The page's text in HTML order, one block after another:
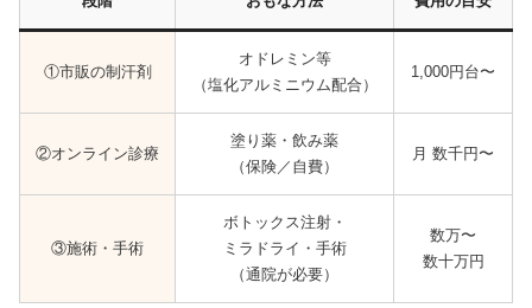
①市販の制汗剤
オドレミン等
（塩化アルミニウム配合）
1,000円台〜
②オンライン診療
塗り薬・飲み薬
（保険／自費）
月 数千円〜
③施術・手術
ボトックス注射・
ミラドライ・手術
（通院が必要）
数万〜
数十万円